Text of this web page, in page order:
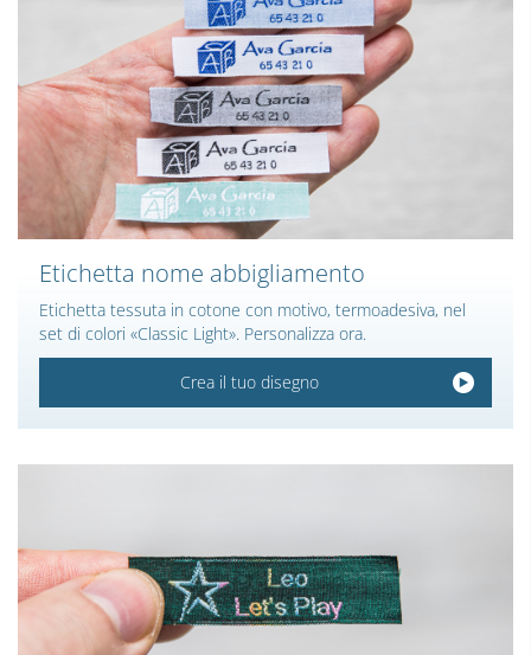
Etichetta nome abbigliamento
Etichetta tessuta in cotone con motivo, termoadesiva, nel
set di colori «Classic Light». Personalizza ora.
Crea il tuo disegno